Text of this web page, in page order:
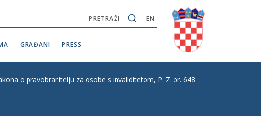
EN
PRETRAŽI
GRAĐANI PRESS
o pravobranitelju za osobe s invaliditetom, P. Z. br. 648